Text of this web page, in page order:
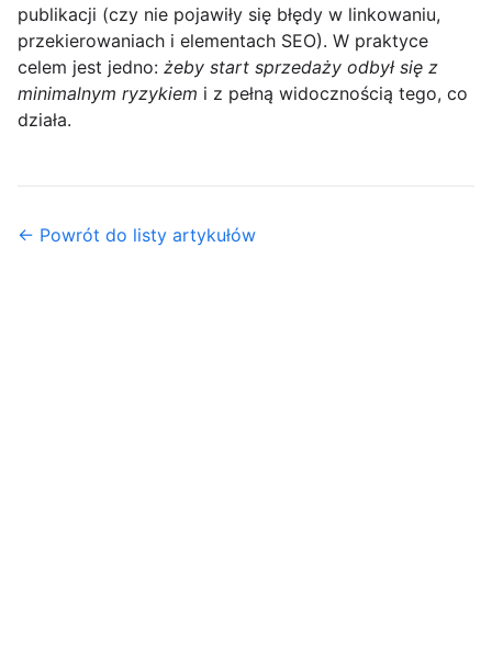
publikacji (czy nie pojawiły się błędy w linkowaniu,
przekierowaniach i elementach SEO). W praktyce
celem jest jedno: żeby start sprzedaży odbył się z
minimalnym ryzykiem i z pełną widocznością tego, co
działa.
← Powrót do listy artykułów